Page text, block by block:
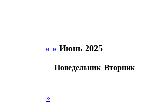
« » Июнь 2025
Понедельник Вторник
»